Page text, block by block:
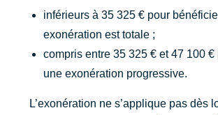
inférieurs à 35 325 € pour
exonération est totale ;
compris entre 35 325 € et 47 100 €
une exonération progressive.
L’exonération ne s’applique pas dès